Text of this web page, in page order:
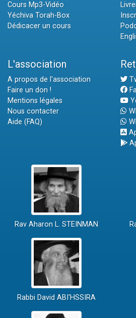
Cours Mp3-Vidéo
Yéchiva Torah-Box
Dédicacer un cours
L'association
A propos de l'association
Faire un don !
Mentions légales
Nous contacter
Aide (FAQ)
Rav Aharon L. STEINMAN
Rabbi David ABI'HSSIRA